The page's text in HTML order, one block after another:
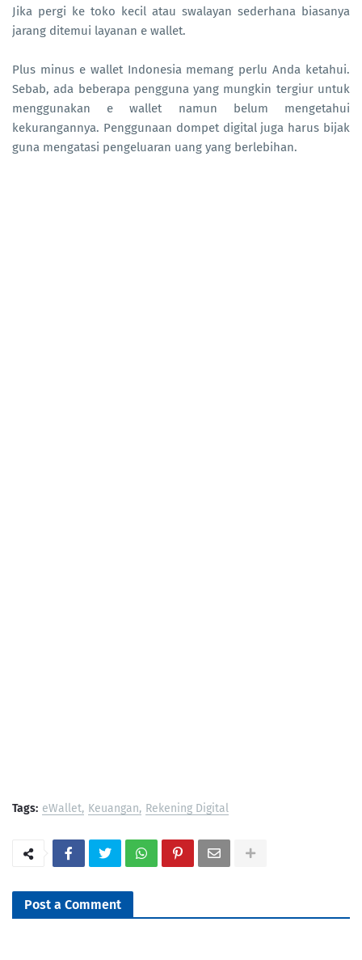
Jika pergi ke toko kecil atau swalayan sederhana biasanya
jarang ditemui layanan e wallet.
Plus minus e wallet Indonesia memang perlu Anda ketahui.
Sebab, ada beberapa pengguna yang mungkin tergiur untuk
menggunakan e wallet namun belum mengetahui
kekurangannya. Penggunaan dompet digital juga harus bijak
guna mengatasi pengeluaran uang yang berlebihan.
Tags: eWallet Keuangan Rekening Digital
Post a Comment